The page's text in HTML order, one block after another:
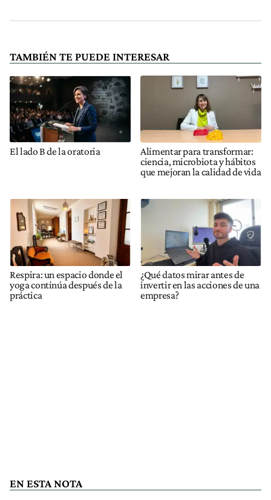
TAMBIÉN TE PUEDE INTERESAR
El lado B de la oratoria
Alimentar para transformar:
ciencia, microbiota y hábitos
que mejoran la calidad de vida
Respira: un espacio donde el
yoga continúa después de la
práctica
¿Qué datos mirar antes de
invertir en las acciones de una
empresa?
EN ESTA NOTA